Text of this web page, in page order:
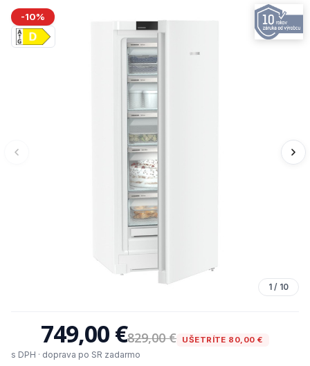
-10%
1 / 10
749,00 €829,00 € UŠETRÍTE 80,00 €
s DPH · doprava po SR zadarmo